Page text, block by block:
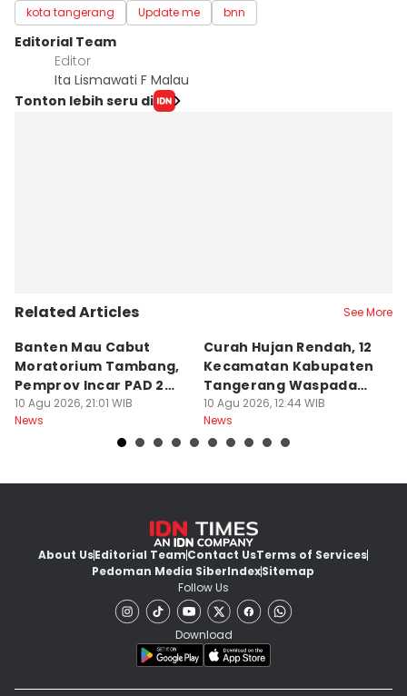
kota tangerang Update me bnn
Editorial Team
Editor
Ita Lismawati F Malau
Tonton lebih seru di
Related Articles See More
Banten Mau Cabut
Moratorium Tambang,
Pemprov Incar PAD 2
Kali Lipat
10 Agu 2026, 21:01 WIB
News
Curah Hujan Rendah, 12
Kecamatan Kabupaten
Tangerang Waspada
Kekeringan
10 Agu 2026, 12:44 WIB
News
About UsEditorial TeamContact UsTerms of Services
Pedoman Media SiberIndexSitemap
Follow Us
Download